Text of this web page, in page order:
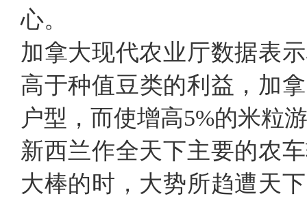
心。
加拿大现代农业厅数据表
高于种值豆类的利益，加
户型，而使增高5%的米粒
新西兰作全天下主要的农
大棒的时，大势所趋遭天